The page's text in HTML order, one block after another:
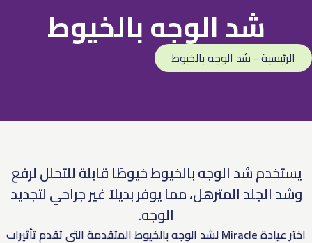
شد الوجه بالخيوط
الرئيسية - شد الوجه بالخيوط
يستخدم شد الوجه بالخيوط خيوطًا قابلة للتحلل لرفع
وشد الجلد المترهل، مما يوفر بديلاً غير جراحي لتجديد
الوجه.
اختر عيادة Miracle لشد الوجه بالخيوط المتقدمة التي تقدم تأثيرات